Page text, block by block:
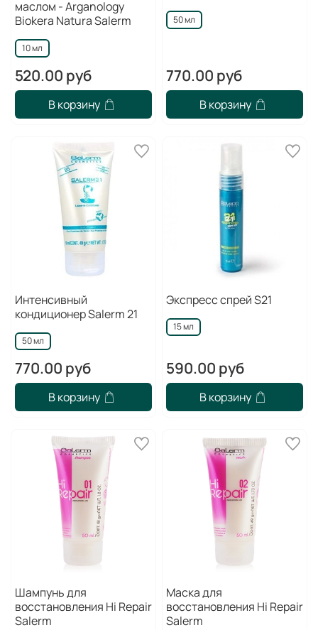
маслом - Arganology
Biokera Natura Salerm
10 мл
520.00 руб
В корзину
50 мл
770.00 руб
В корзину
Интенсивный
кондиционер Salerm 21
50 мл
770.00 руб
В корзину
Экспресс спрей S21
15 мл
590.00 руб
В корзину
Шампунь для
восстановления Hi Repair
Salerm
Маска для
восстановления Hi Repair
Salerm